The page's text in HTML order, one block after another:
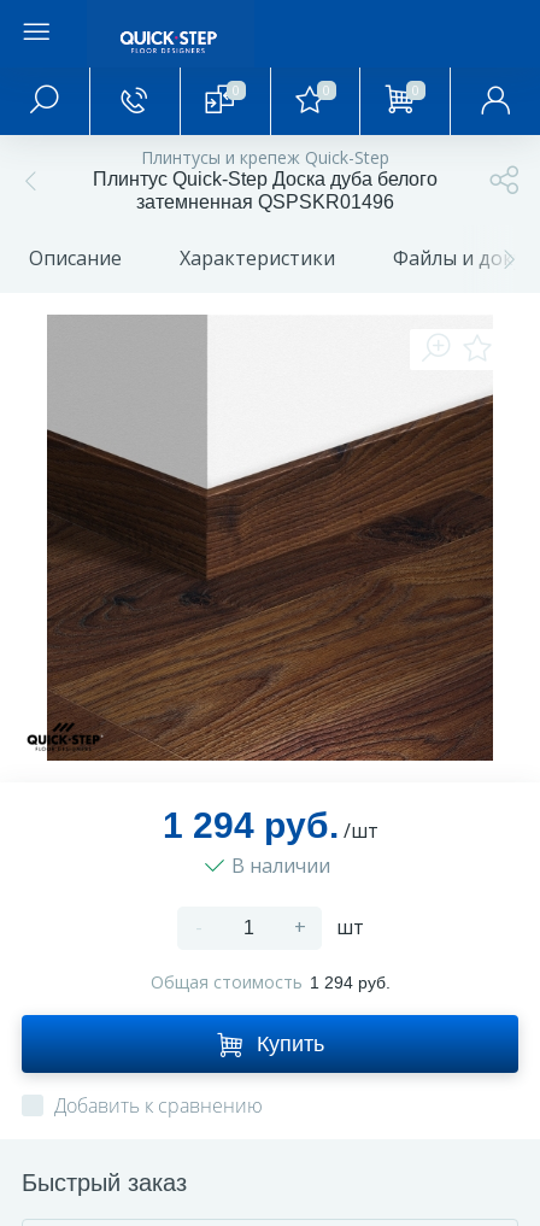
0 0 0
Плинтусы и крепеж Quick-Step
Плинтус Quick-Step Доска дуба белого
затемненная QSPSKR01496
Описание Характеристики Файлы и
1 294 руб. /шт
В наличии
- + шт
Общая стоимость 1 294 руб.
Купить
Добавить к сравнению
Быстрый заказ
Главное меню
Главная
О магазине
Оплата и доставка
Контакты
Монтаж